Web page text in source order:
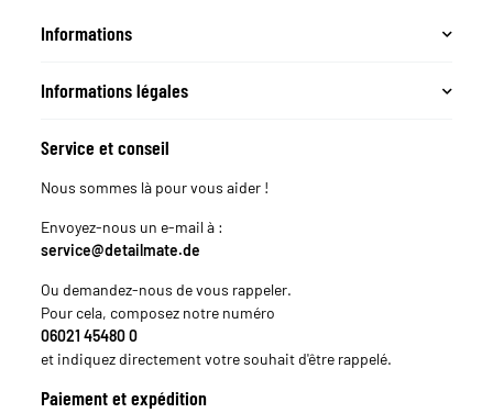
Informations
Informations légales
Service et conseil
Nous sommes là pour vous aider !
Envoyez-nous un e-mail à :
service@detailmate.de
Ou demandez-nous de vous rappeler.
Pour cela, composez notre numéro
06021 45480 0
et indiquez directement votre souhait d'être rappelé.
Paiement et expédition